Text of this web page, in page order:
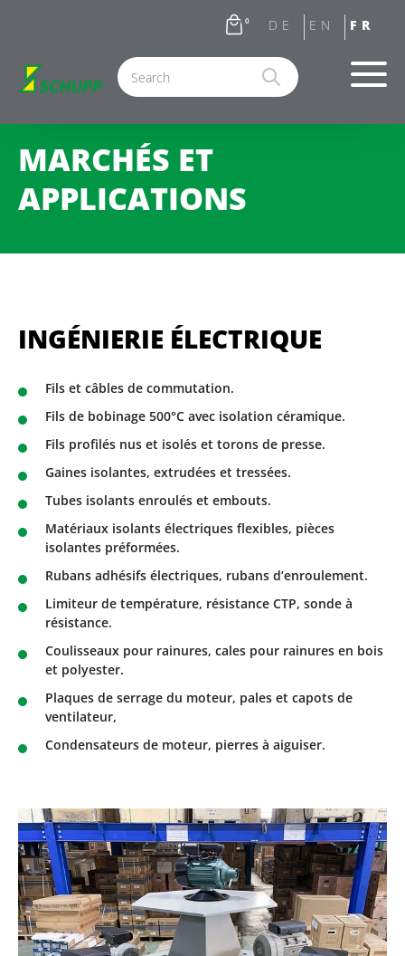
0
MARCHÉS ET
APPLICATIONS
INGÉNIERIE ÉLECTRIQUE
Fils et câbles de commutation.
Fils de bobinage 500°C avec isolation céramique.
Fils profilés nus et isolés et torons de presse.
Gaines isolantes, extrudées et tressées.
Tubes isolants enroulés et embouts.
Matériaux isolants électriques flexibles, pièces
isolantes préformées.
Rubans adhésifs électriques, rubans d’enroulement.
Limiteur de température, résistance CTP, sonde à
résistance.
Coulisseaux pour rainures, cales pour rainures en bois
et polyester.
Plaques de serrage du moteur, pales et capots de
ventilateur,
Condensateurs de moteur, pierres à aiguiser.